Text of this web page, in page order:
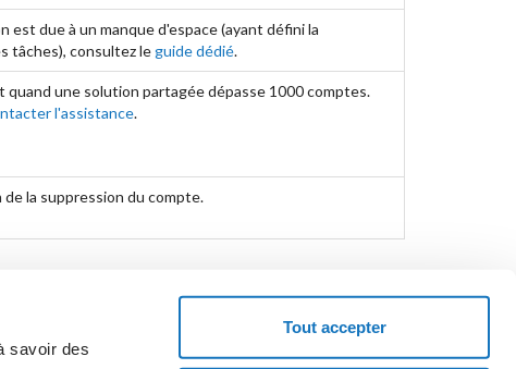
savoir des
Tout accepter
est due à un manque d'espace (ayant défini la
tâches), consultez leguide dédié.
quand une solution partagée dépasse 1000 comptes.
l'assistance.
la suppression du compte.